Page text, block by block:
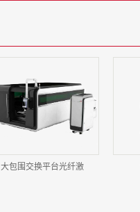
大包围交换平台光纤激